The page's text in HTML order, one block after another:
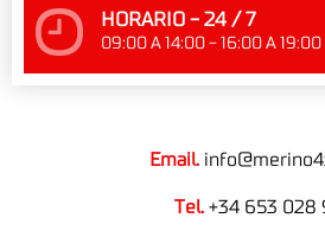
HORARIO - 24 / 7
09:00 A 14:00 - 16:00 A 19:00
Email.
Tel. +34 653 028